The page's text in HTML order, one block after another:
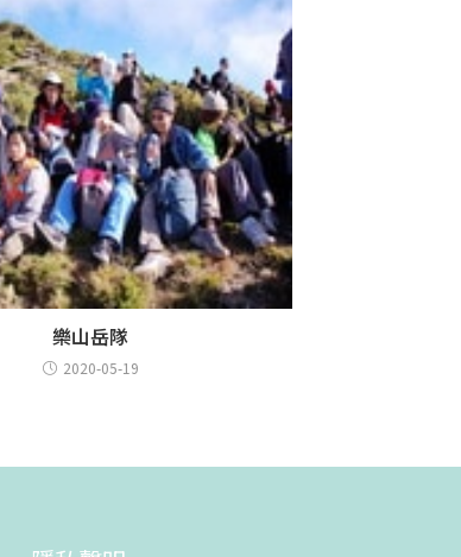
樂山岳隊
2020-05-19